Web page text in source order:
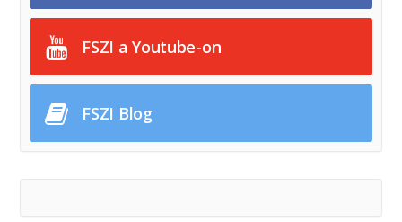
FSZI a Youtube-on
FSZI Blog